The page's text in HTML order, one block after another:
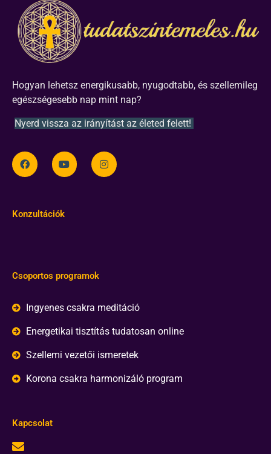
Hogyan lehetsz energikusabb, nyugodtabb, és szellemileg
egészségesebb nap mint nap?
Nyerd vissza az irányítást az életed felett!
Konzultációk
Csoportos programok
Ingyenes csakra meditáció
Energetikai tisztítás tudatosan online
Szellemi vezetői ismeretek
Korona csakra harmonizáló program
Kapcsolat